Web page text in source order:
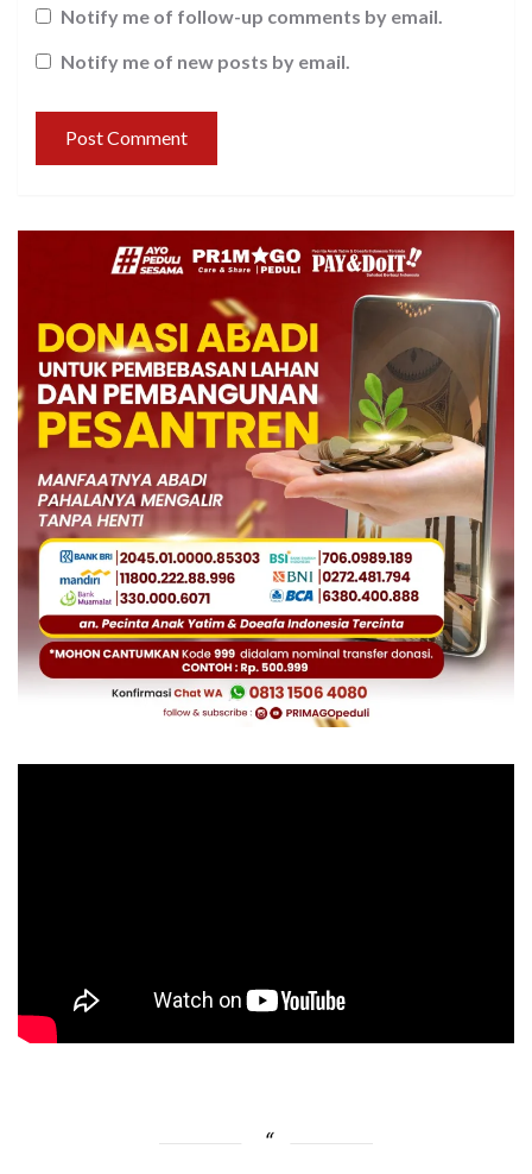
Notify me of follow-up comments by email.
Notify me of new posts by email.